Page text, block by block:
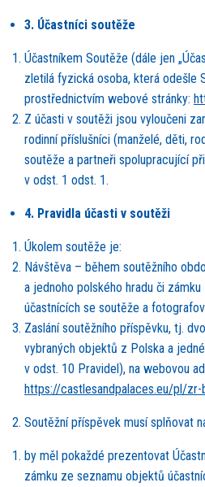
3. Účastníci soutěže
Účastníkem Soutěže (dále jen
zletilá fyzická osoba, která odešle
prostřednictvím webové stránky:
Z účasti v soutěži jsou vyloučeni
rodinní příslušníci (manželé, děti,
soutěže a partneři spolupracující
v odst. 1 odst. 1.
4. Pravidla účasti v soutěži
Úkolem soutěže je:
Návštěva – během soutěžního
a jednoho polského hradu či
účastnících se soutěže a
Zaslánísoutěžního příspěvku, tj.
vybraných objektů z Polska a jedné
v odst. 10 Pravidel), na webovou
https://castlesandpalaces.eu/pl/
Soutěžní příspěvek musí splňovat
by měl pokaždé prezentovat
zámku ze seznamu objektů